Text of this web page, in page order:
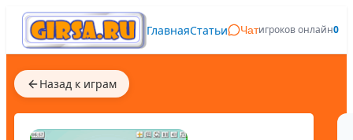
ГлавнаяСтатьи Чатигроков онлайн0
Назад к играм